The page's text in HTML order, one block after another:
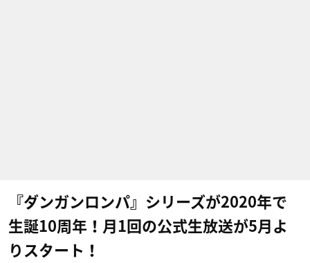
『ダンガンロンパ』シリーズが2020年で
生誕10周年！月1回の公式生放送が5月よ
りスタート！